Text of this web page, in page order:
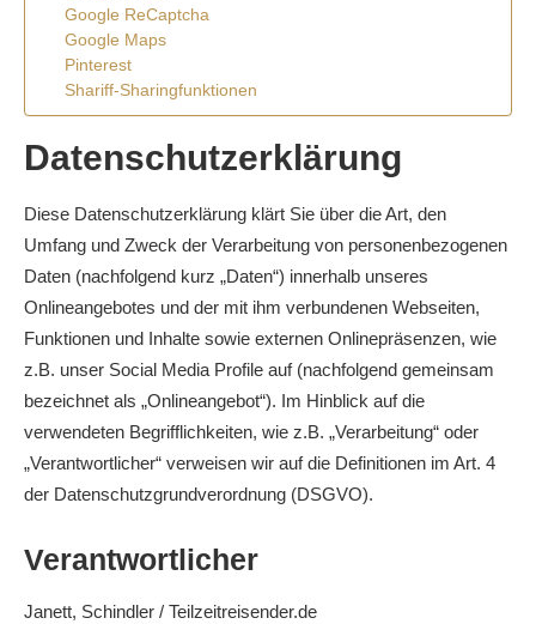
Google ReCaptcha
Google Maps
Pinterest
Shariff-Sharingfunktionen
Datenschutzerklärung
Diese Datenschutzerklärung klärt Sie über die Art, den
Umfang und Zweck der Verarbeitung von personenbezogenen
Daten (nachfolgend kurz „Daten“) innerhalb unseres
Onlineangebotes und der mit ihm verbundenen Webseiten,
Funktionen und Inhalte sowie externen Onlinepräsenzen, wie
z.B. unser Social Media Profile auf (nachfolgend gemeinsam
bezeichnet als „Onlineangebot“). Im Hinblick auf die
verwendeten Begrifflichkeiten, wie z.B. „Verarbeitung“ oder
„Verantwortlicher“ verweisen wir auf die Definitionen im Art. 4
der Datenschutzgrundverordnung (DSGVO).
Verantwortlicher
Janett, Schindler / Teilzeitreisender.de